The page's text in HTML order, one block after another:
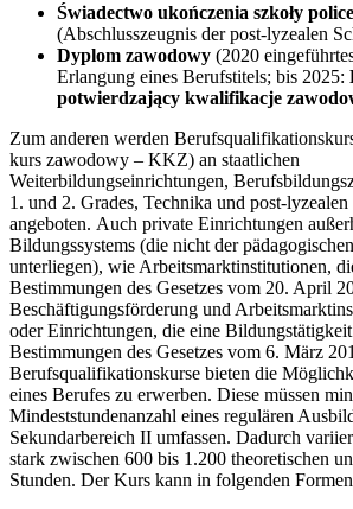
Świadectwo ukończenia szkoły
(Abschlusszeugnis der post-lyzealen
Dyplom zawodowy (2020
Erlangung eines Berufstitels; bis 2025:
potwierdzający kwalifikacje
Zum anderen werden
kurs zawodowy – KKZ) an staatlichen
Weiterbildungseinrichtungen,
1. und 2. Grades, Technika und post-lyzealen
angeboten. Auch private Einrichtungen
Bildungssystems (die nicht der
unterliegen), wie Arbeitsmarktinstitutionen,
Bestimmungen des Gesetzes vom 20. April
Beschäftigungsförderung und
oder Einrichtungen, die eine
Bestimmungen des Gesetzes vom 6. März
Berufsqualifikationskurse bieten die
eines Berufes zu erwerben. Diese müssen
Mindeststundenanzahl eines regulären
Sekundarbereich II umfassen. Dadurch
stark zwischen 600 bis 1.200 theoretischen
Stunden. Der Kurs kann in folgenden